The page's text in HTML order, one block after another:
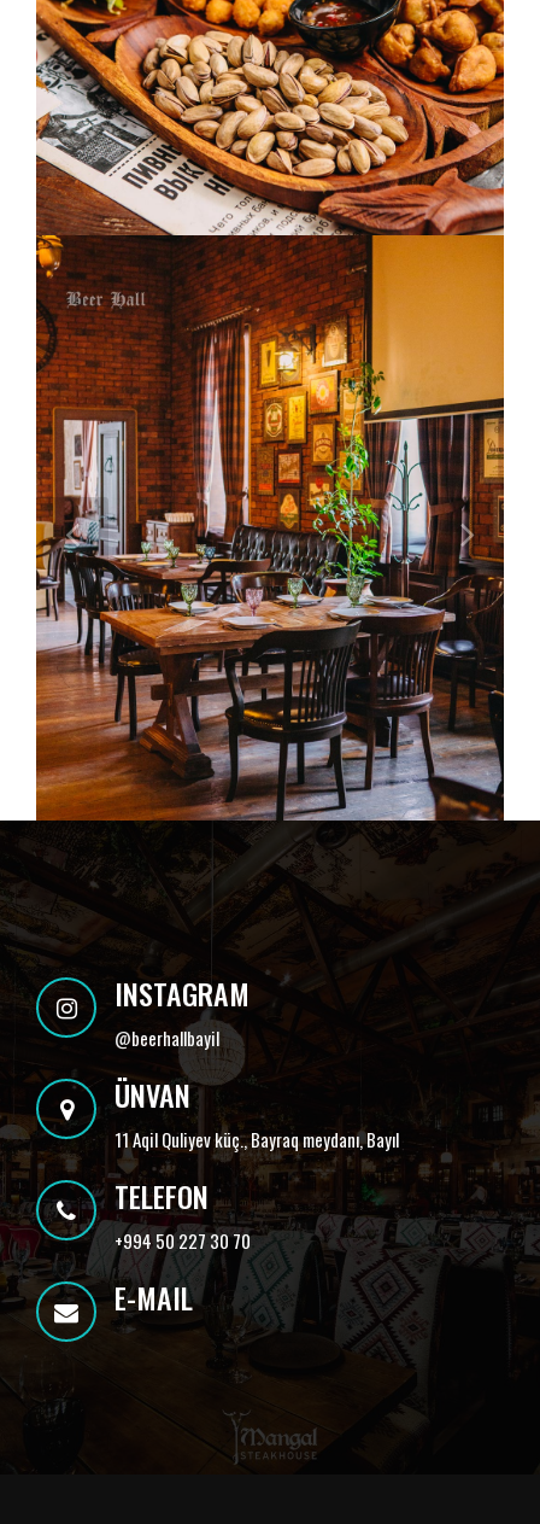
INSTAGRAM
@beerhallbayil
ÜNVAN
11 Aqil Quliyev küç., Bayraq meydanı, Bayıl
TELEFON
+994 50 227 30 70
E-MAIL